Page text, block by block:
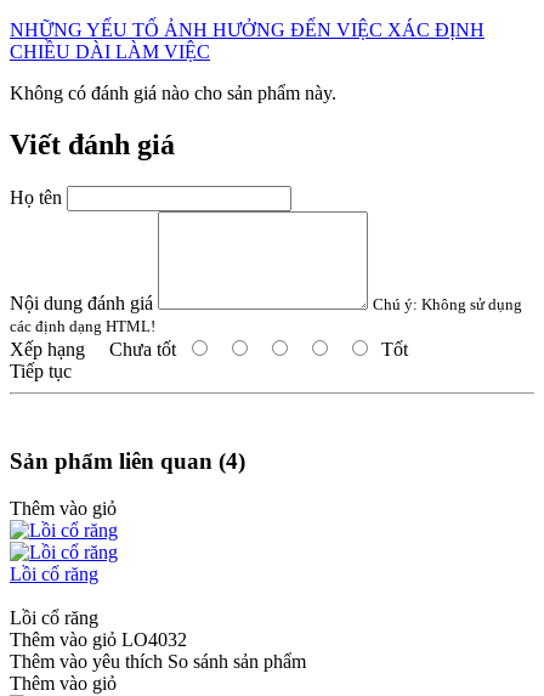
NHỮNG YẾU TỐ ẢNH HƯỞNG ĐẾN VIỆC XÁC ĐỊNH
CHIỀU DÀI LÀM VIỆC
Không có đánh giá nào cho sản phẩm này.
Viết đánh giá
Họ tên
Nội dung đánh giá Chú ý: Không sử dụng
các định dạng HTML!
Xếp hạng Chưa tốt
Tốt
Tiếp tục
Sản phẩm liên quan (4)
Thêm vào giỏ
Lồi cổ răng
Lồi cổ răng
Thêm vào giỏ LO4032
Thêm vào yêu thích So sánh sản phẩm
Thêm vào giỏ